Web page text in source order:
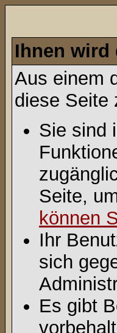
Ihnen wird
Aus einem
diese Seite
Sie sind
Seite,
können
Ihr
sich
Es gibt